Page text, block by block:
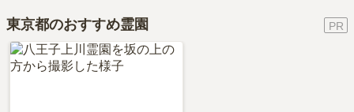
東京都のおすすめ霊園